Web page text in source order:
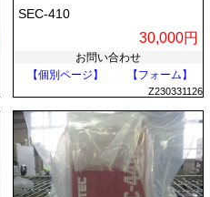
SEC-410
30,000円
お問い合わせ
【個別ページ】
【フォーム】
Z230331126